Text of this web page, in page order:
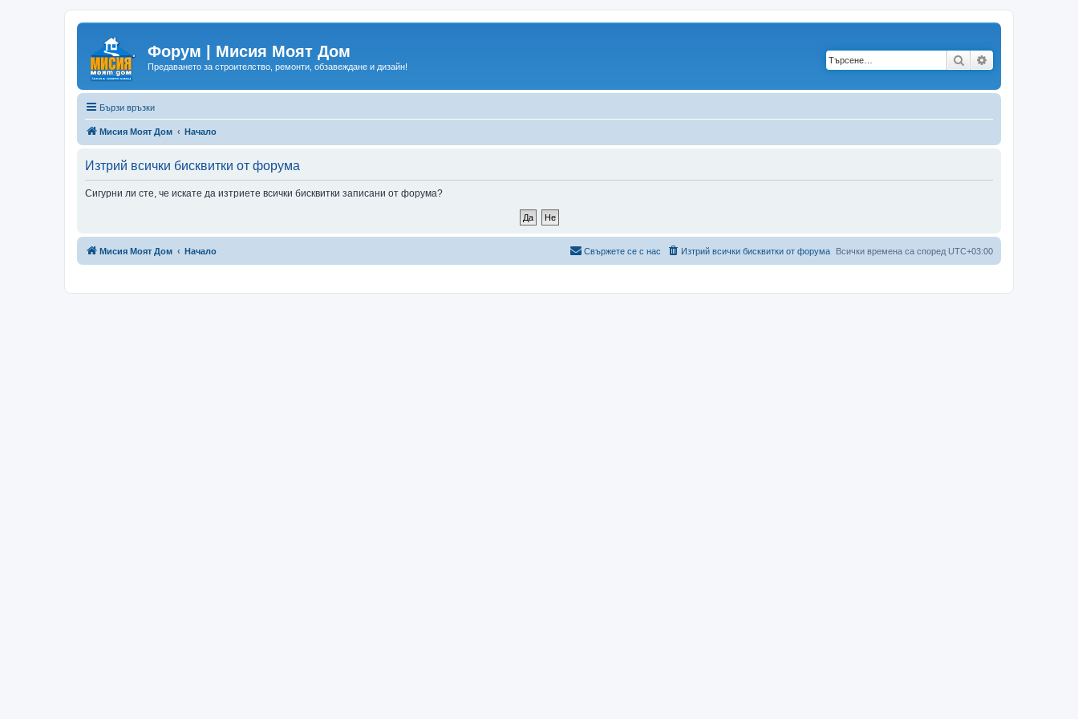
Форум | Мисия Моят Дом
Предаването за строителство, ремонти, обзавеждане и дизайн! Търсене
Бързи връзки
Мисия Моят Дом Начало
Изтрий всички бисквитки от форума
Сигурни ли сте, че искате да изтриете всички бисквитки записани от форума?
Мисия Моят Дом Начало Всички времена са според UTC+03:00
Изтрий всички бисквитки от форума
Свържете се с нас